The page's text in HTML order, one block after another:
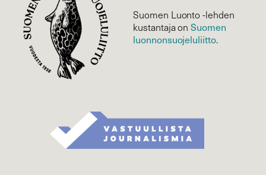
Suomen Luonto -lehden
kustantaja onSuomen
luonnonsuojelu­liitto.